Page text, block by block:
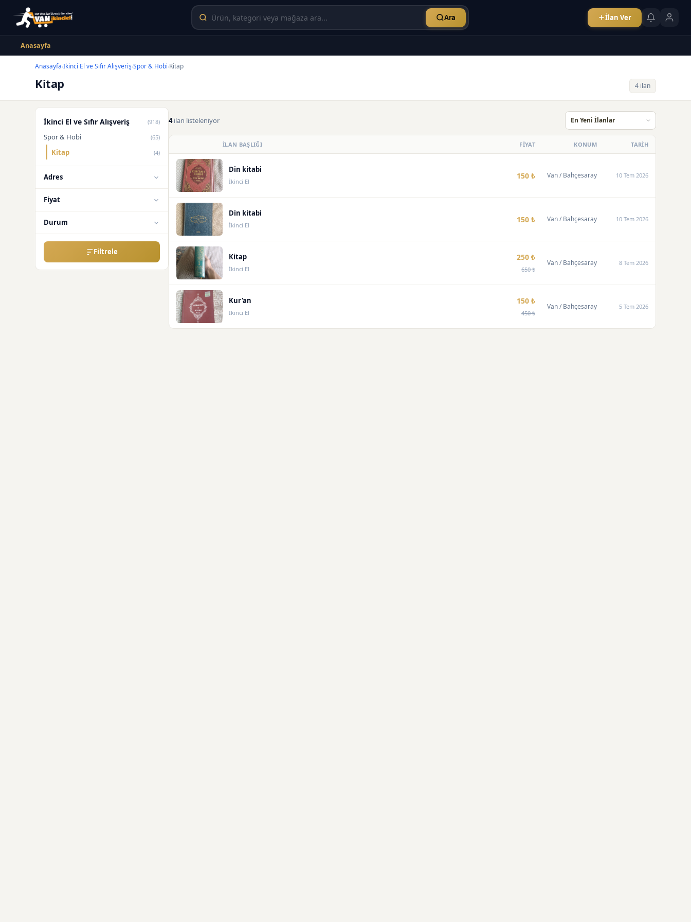
Ara İlan Ver
Anasayfa
Anasayfa›İkinci El ve Sıfır Alışveriş›Spor & Hobi›Kitap
Kitap 4 ilan
İkinci El ve Sıfır Alışveriş (918)
Spor & Hobi (65)
Kitap (4)
Adres
Fiyat
Durum
Filtrele
4ilan listeleniyor
İLAN BAŞLIĞI FİYAT KONUM TARİH
Din kitabi
İkinci El
150 ₺ Van/ Bahçesaray 10 Tem 2026
Din kitabi
İkinci El
150 ₺ Van/ Bahçesaray 10 Tem 2026
Kitap
İkinci El
250 ₺
650 ₺
Van/ Bahçesaray 8 Tem 2026
Kur'an
İkinci El
150 ₺
450 ₺
Van/ Bahçesaray 5 Tem 2026